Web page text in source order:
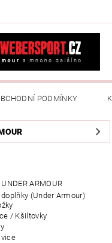
PODMÍNKY
MOJE
ARMOUR
(Under Armour)
/ Kšiltovky